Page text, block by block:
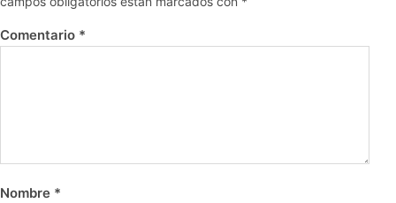
Comentario *
Nombre *